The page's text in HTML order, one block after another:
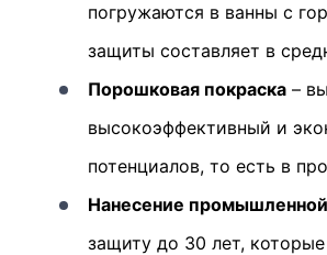
погружаются в ванны с
защиты составляет в
Порошковая покраска –
высокоэффективный и
потенциалов, то есть в
Нанесение
защиту до 30 лет,